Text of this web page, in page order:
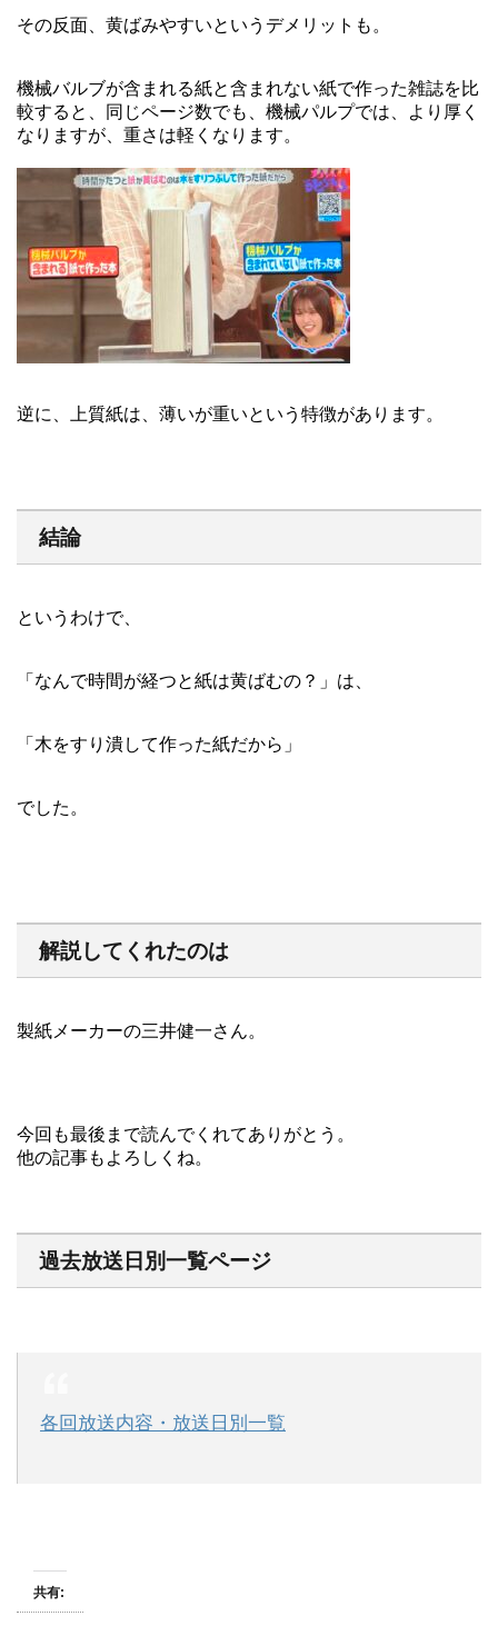
その反面、黄ばみやすいというデメリットも。
機械バルブが含まれる紙と含まれない紙で作った雑誌を比
較すると、同じページ数でも、機械パルプでは、より厚く
なりますが、重さは軽くなります。
逆に、上質紙は、薄いが重いという特徴があります。
結論
というわけで、
「なんで時間が経つと紙は黄ばむの？」は、
「木をすり潰して作った紙だから」
でした。
解説してくれたのは
製紙メーカーの三井健一さん。
今回も最後まで読んでくれてありがとう。
他の記事もよろしくね。
過去放送日別一覧ページ
各回放送内容・放送日別一覧
共有: